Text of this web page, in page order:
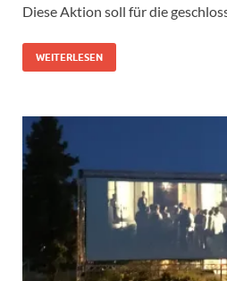
Diese Aktion soll für die
WEITERLESEN